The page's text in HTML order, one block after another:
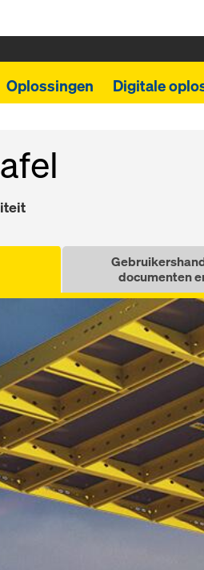
Oplossingen Digitale
documenten